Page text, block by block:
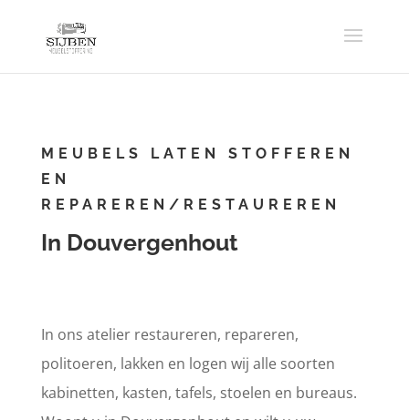
MEUBELS LATEN STOFFEREN
EN
REPAREREN/RESTAUREREN
In Douvergenhout
In ons atelier restaureren, repareren,
politoeren, lakken en logen wij alle soorten
kabinetten, kasten, tafels, stoelen en bureaus.